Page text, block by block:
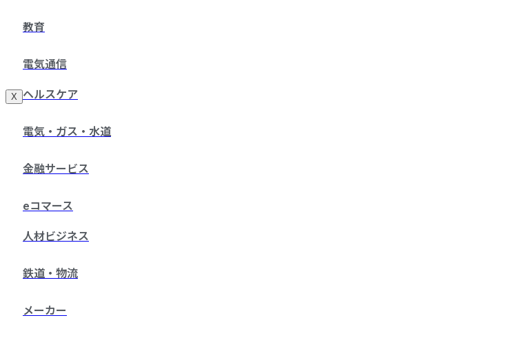
X
教育
電気通信
ヘルスケア
電気・ガス・水道
金融サービス
eコマース
人材ビジネス
鉄道・物流
メーカー